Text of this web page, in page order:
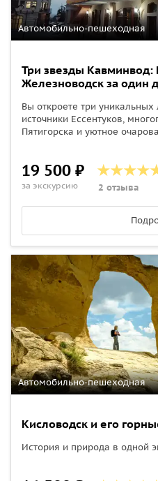
Автомобильно-пешеходная
Три звезды Кавминвод:
Железноводск за один
Вы откроете три
источники Ессентуков,
Пятигорска и уютное
19 500 ₽
за экскурсию 2 отзыва
Автомобильно-пешеходная
Кисловодск и его
История и природа в одной